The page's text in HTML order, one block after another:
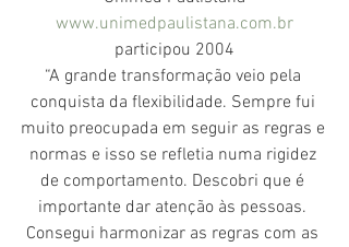
www.unimedpaulistana.com.br
participou 2004
“A grande transformação veio pela
conquista da flexibilidade. Sempre fui
muito preocupada em seguir as regras e
normas e isso se refletia numa rigidez
de comportamento. Descobri que é
importante dar atenção às pessoas.
Consegui harmonizar as regras com as